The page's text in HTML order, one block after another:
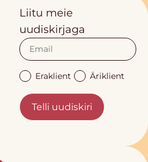
Liitu meie
uudiskirjaga
Eraklient Äriklient
Telli uudiskiri